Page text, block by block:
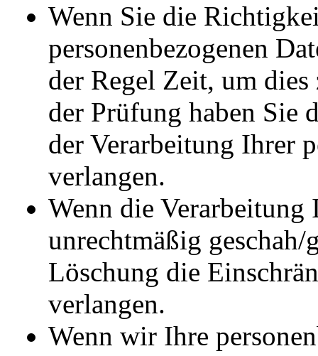
Wenn Sie die
personenbezogenen
der Regel Zeit, um
der Prüfung haben Sie
der Verarbeitung Ihrer
verlangen.
Wenn die Verarbeitung
unrechtmäßig geschah/
Löschung die
verlangen.
Wenn wir Ihre